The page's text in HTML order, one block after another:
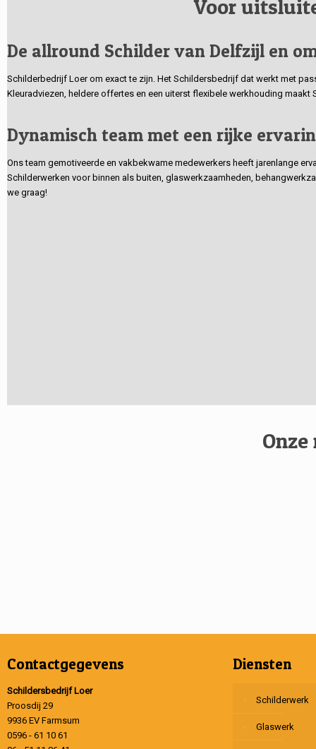
Voor
De allround Schilder van Delfzijl en
Schilderbedrijf Loer om exact te zijn. Het Schildersbedrijf dat werkt met
Kleuradviezen, heldere offertes en een uiterst flexibele werkhouding
Dynamisch team met een rijke
Ons team gemotiveerde en vakbekwame medewerkers heeft jarenlange
Schilderwerken voor binnen als buiten, glaswerkzaamheden,
we graag!
Contactgegevens
Schildersbedrijf Loer
Proosdij 29
9936 EV Farmsum
0596 - 61 10 61
Diensten
Schilderwerk
Glaswerk